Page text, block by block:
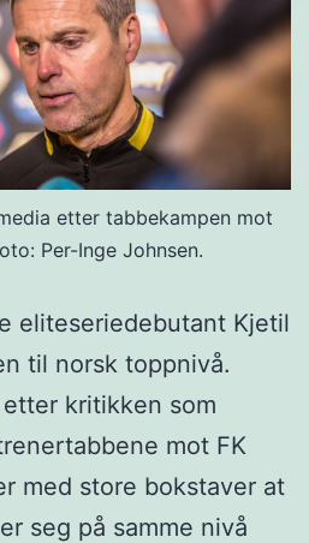
etter tabbekampen mot
Per-Inge Johnsen.
eliteseriedebutant Kjetil
til norsk toppnivå.
kritikken som
mot FK
med store bokstaver at
seg på samme nivå